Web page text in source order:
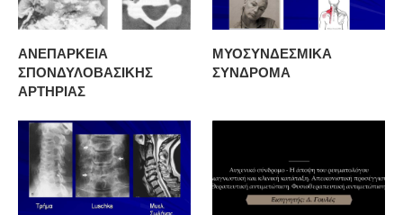
ΑΝΕΠΑΡΚΕΙΑ
ΣΠΟΝΔΥΛΟΒΑΣΙΚΗΣ
ΑΡΤΗΡΙΑΣ
ΜΥΟΣΥΝΔΕΣΜΙΚΑ
ΣΥΝΔΡΟΜΑ